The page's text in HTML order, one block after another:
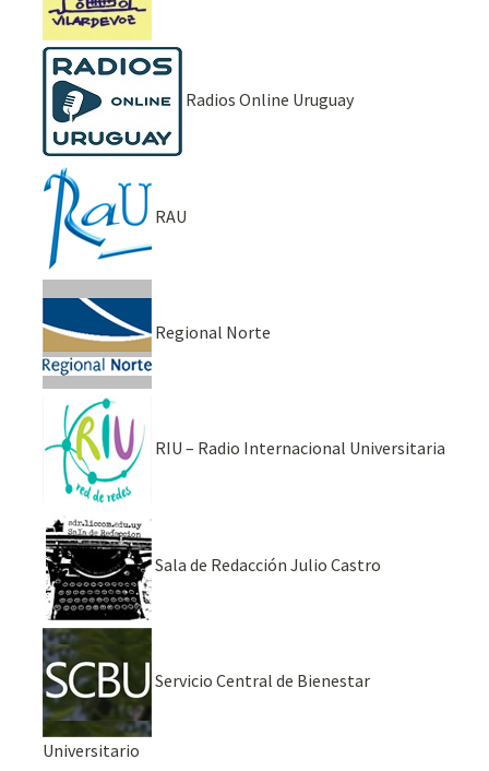
Radios Online Uruguay
RAU
Regional Norte
RIU – Radio Internacional Universitaria
Sala de Redacción Julio Castro
Servicio Central de Bienestar
Universitario